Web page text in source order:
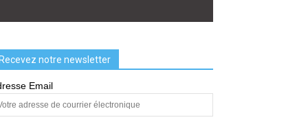
Recevez notre newsletter
Email